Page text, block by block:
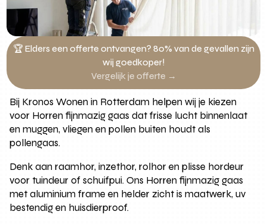
🏆 Elders een offerte ontvangen? 80% van de gevallen zijn
wij goedkoper!
Vergelijk je offerte →
Bij Kronos Wonen in Rotterdam helpen wij je kiezen
voor Horren fijnmazig gaas dat frisse lucht binnenlaat
en muggen, vliegen en pollen buiten houdt als
pollengaas.
Denk aan raamhor, inzethor, rolhor en plisse hordeur
voor tuindeur of schuifpui. Ons Horren fijnmazig gaas
met aluminium frame en helder zicht is maatwerk, uv
bestendig en huisdierproof.